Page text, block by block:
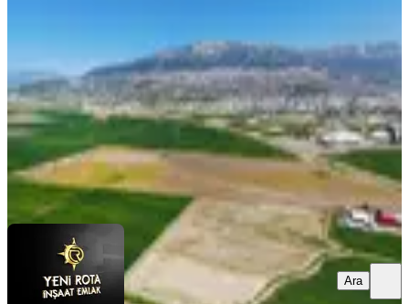
8000 m²·3.125/m²·31.07.2026
25.000.000 ₺
YENİ ROTA İNŞAAT EMLAK Faruk ATCI
Ara